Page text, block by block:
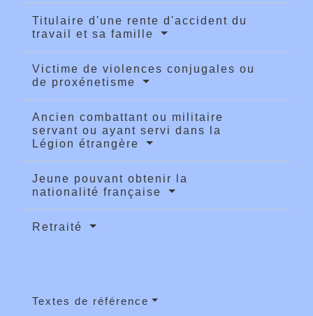
Titulaire d'une rente d'accident du
travail et sa famille
Victime de violences conjugales ou
de proxénetisme
Ancien combattant ou militaire
servant ou ayant servi dans la
Légion étrangère
Jeune pouvant obtenir la
nationalité française
Retraité
Textes de référence